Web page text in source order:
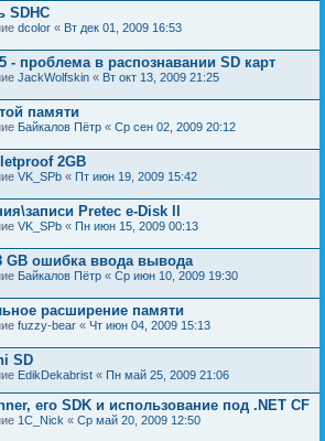
SDHC
dcolor « Вт дек 01, 2009 16:53
- проблема в распознавании SD карт
JackWolfskin « Вт окт 13, 2009 21:25
памяти
Байкалов Пётр « Ср сен 02, 2009 20:12
2GB
VK_SPb « Пт июн 19, 2009 15:42
Pretec e-Disk ll
VK_SPb « Пн июн 15, 2009 00:13
GB ошибка ввода вывода
Байкалов Пётр « Ср июн 10, 2009 19:30
расширение памяти
fuzzy-bear « Чт июн 04, 2009 15:13
SD
EdikDekabrist « Пн май 25, 2009 21:06
его SDK и использование под .NET CF
1C_Nick « Ср май 20, 2009 12:50